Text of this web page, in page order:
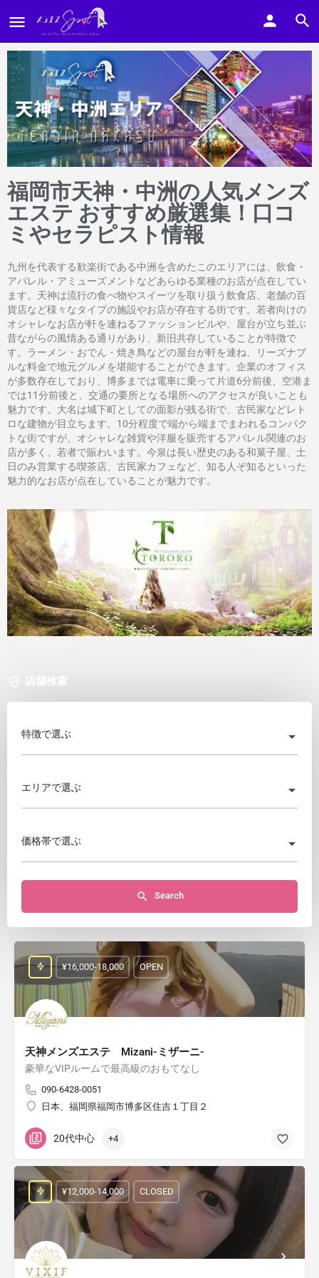
福岡市天神・中洲の人気メンズ
エステ おすすめ厳選集！口コ
ミやセラピスト情報
九州を代表する歓楽街である中洲を含めたこのエリアには、飲食・
アパレル・アミューズメントなどあらゆる業種のお店が点在してい
ます。天神は流行の食べ物やスイーツを取り扱う飲食店、老舗の百
貨店など様々なタイプの施設やお店が存在する街です。若者向けの
オシャレなお店が軒を連ねるファッションビルや、屋台が立ち並ぶ
昔ながらの風情ある通りがあり、新旧共存していることが特徴で
す。ラーメン・おでん・焼き鳥などの屋台が軒を連ね、リーズナブ
ルな料金で地元グルメを堪能することができます。企業のオフィス
が多数存在しており、博多までは電車に乗って片道6分前後、空港ま
では11分前後と、交通の要所となる場所へのアクセスが良いことも
魅力です。大名は城下町としての面影が残る街で、古民家などレト
ロな建物が目立ちます。10分程度で端から端までまわれるコンパク
トな街ですが、オシャレな雑貨や洋服を販売するアパレル関連のお
店が多く、若者で賑わいます。今泉は長い歴史のある和菓子屋、土
日のみ営業する喫茶店、古民家カフェなど、知る人ぞ知るといった
魅力的なお店が点在していることが魅力です。
店舗検索
特徴で選ぶ
エリアで選ぶ
価格帯で選ぶ
Search
天神メンズエステ Mizani-ミザーニ-
豪華なVIPルームで最高級のおもてなし
090-6428-0051
日本、福岡県福岡市博多区住吉１丁目２
¥16,000-18,000 OPEN
20代中心 +4
¥12,000-14,000 CLOSED